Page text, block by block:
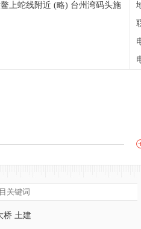
上蛇线附近 (略) 台州湾码头施
桥 土建